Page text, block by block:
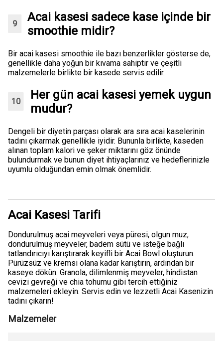
Acai kasesi sadece kase içinde bir
smoothie midir?
Bir acai kasesi smoothie ile bazı benzerlikler gösterse de,
genellikle daha yoğun bir kıvama sahiptir ve çeşitli
malzemelerle birlikte bir kasede servis edilir.
Her gün acai kasesi yemek uygun
mudur?
Dengeli bir diyetin parçası olarak ara sıra acai kaselerinin
tadını çıkarmak genellikle iyidir. Bununla birlikte, kaseden
alınan toplam kalori ve şeker miktarını göz önünde
bulundurmak ve bunun diyet ihtiyaçlarınız ve hedeflerinizle
uyumlu olduğundan emin olmak önemlidir.
Acai Kasesi Tarifi
Dondurulmuş acai meyveleri veya püresi, olgun muz,
dondurulmuş meyveler, badem sütü ve isteğe bağlı
tatlandırıcıyı karıştırarak keyifli bir Acai Bowl oluşturun.
Pürüzsüz ve kremsi olana kadar karıştırın, ardından bir
kaseye dökün. Granola, dilimlenmiş meyveler, hindistan
cevizi gevreği ve chia tohumu gibi tercih ettiğiniz
malzemeleri ekleyin. Servis edin ve lezzetli Acai Kasenizin
tadını çıkarın!
Malzemeler